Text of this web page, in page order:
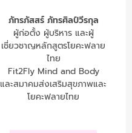
ภัทรภัสสร์ ภัทรศิลป์วีรกุล
ผู้ก่อตั้ง ผู้บริหาร และผู้
เชี่ยวชาญหลักสูตรโยคะฟลาย
ไทย
Fit2Fly Mind and Body
และสมาคมส่งเสริมสุขภาพและ
โยคะฟลายไทย